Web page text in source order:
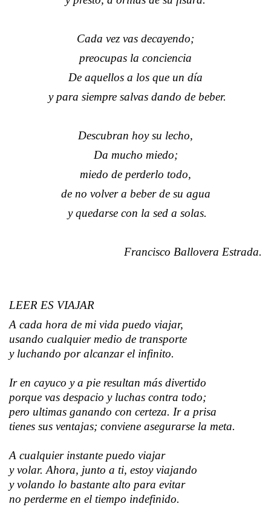
Cada vez vas decayendo;
preocupas la conciencia
De aquellos a los que un día
y para siempre salvas dando de beber.
Descubran hoy su lecho,
Da mucho miedo;
miedo de perderlo todo,
de no volver a beber de su agua
y quedarse con la sed a solas.
Francisco Ballovera Estrada.
LEER ES VIAJAR
A cada hora de mi vida puedo viajar,
usando cualquier medio de transporte
y luchando por alcanzar el infinito.
Ir en cayuco y a pie resultan más divertido
porque vas despacio y luchas contra todo;
pero ultimas ganando con certeza. Ir a prisa
tienes sus ventajas; conviene asegurarse la meta.
A cualquier instante puedo viajar
y volar. Ahora, junto a ti, estoy viajando
y volando lo bastante alto para evitar
no perderme en el tiempo indefinido.